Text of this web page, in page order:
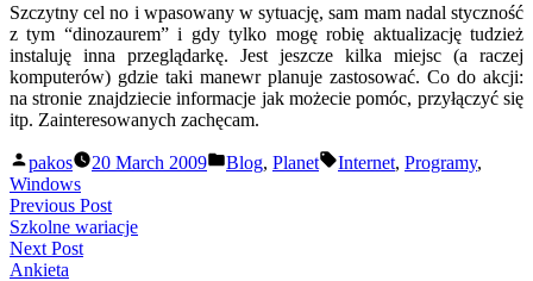
Szczytny cel no i wpasowany w sytuację, sam mam nadal styczność
z tym “dinozaurem” i gdy tylko mogę robię aktualizację tudzież
instaluję inna przeglądarkę. Jest jeszcze kilka miejsc (a raczej
komputerów) gdzie taki manewr planuje zastosować. Co do akcji:
na stronie znajdziecie informacje jak możecie pomóc, przyłączyć się
itp. Zainteresowanych zachęcam.
Posted
by
pakos 20 March 2009
Posted
Blog, Planet Tags:
Internet, Programy,
Windows
Post
navigation
Previous PostPrevious
post:
Szkolne wariacje
Next PostNext
Ankieta